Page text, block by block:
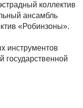
коллектив
ансамбль
«Робинзоны».
инструментов
государственной